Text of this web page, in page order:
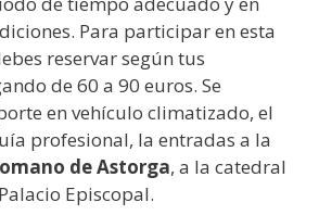
Para participar en esta
reservar según tus
de 60 a 90 euros. Se
en vehículo climatizado, el
profesional, la entradas a la
de Astorga, a la catedral
Episcopal.